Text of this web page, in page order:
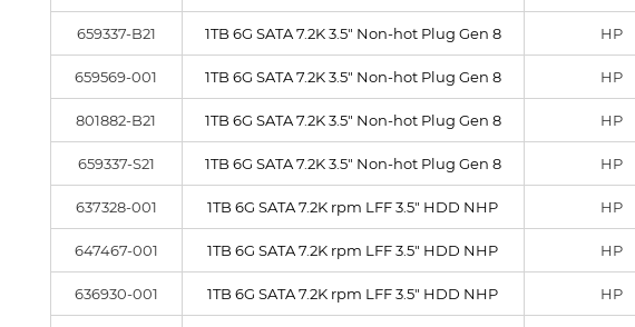
659337-B21 1TB 6G SATA 7.2K 3.5" Non-hot Plug Gen 8 HP
659569-001 1TB 6G SATA 7.2K 3.5" Non-hot Plug Gen 8 HP
801882-B21 1TB 6G SATA 7.2K 3.5" Non-hot Plug Gen 8 HP
659337-S21 1TB 6G SATA 7.2K 3.5" Non-hot Plug Gen 8 HP
637328-001 1TB 6G SATA 7.2K rpm LFF 3.5" HDD NHP HP
647467-001 1TB 6G SATA 7.2K rpm LFF 3.5" HDD NHP HP
636930-001 1TB 6G SATA 7.2K rpm LFF 3.5" HDD NHP HP